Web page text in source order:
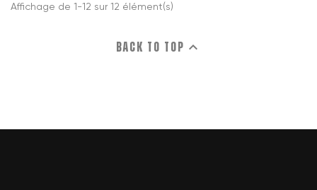
Affichage de 1-12 sur 12 élément(s)
Back to top 